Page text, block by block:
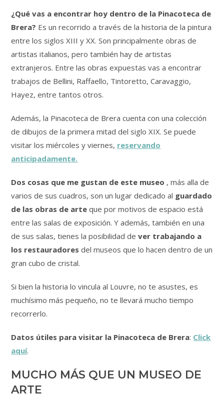
¿Qué vas a encontrar hoy dentro de la Pinacoteca de
Brera? Es un recorrido a través de la historia de la pintura
entre los siglos XIII y XX. Son principalmente obras de
artistas italianos, pero también hay de artistas
extranjeros. Entre las obras expuestas vas a encontrar
trabajos de Bellini, Raffaello, Tintoretto, Caravaggio,
Hayez, entre tantos otros.
Además, la Pinacoteca de Brera cuenta con una colección
de dibujos de la primera mitad del siglo XIX. Se puede
visitar los miércoles y viernes, reservando
anticipadamente.
Dos cosas que me gustan de este museo , más alla de
varios de sus cuadros, son un lugar dedicado al guardado
de las obras de arte que por motivos de espacio está
entre las salas de exposición. Y además, también en una
de sus salas, tienes la posibilidad dever trabajando a
los restauradores del museos que lo hacen dentro de un
gran cubo de cristal.
Si bien la historia lo vincula al Louvre, no te asustes, es
muchísimo más pequeño, no te llevará mucho tiempo
recorrerlo.
Datos útiles para visitar la Pinacoteca de Brera: Click
aquí.
MUCHO MÁS QUE UN MUSEO DE
ARTE